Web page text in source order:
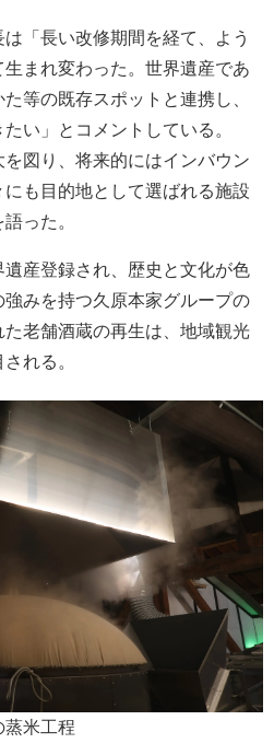
「長い改修期間を経て、よう
まれ変わった。世界遺産であ
等の既存スポットと連携し、
い」とコメントしている。
を図り、将来的にはインバウン
にも目的地として選ばれる施設
った。
産登録され、歴史と文化が色
みを持つ久原本家グループの
老舗酒蔵の再生は、地域観光
れる。
蒸米工程